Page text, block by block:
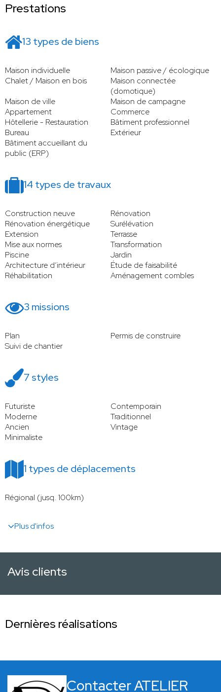
Prestations
13 types de biens
Maison individuelle
Maison passive / écologique
Chalet / Maison en bois
Maison connectée
(domotique)
Maison de ville
Maison de campagne
Appartement
Commerce
Hôtellerie - Restauration
Bâtiment professionnel
Bureau
Extérieur
Bâtiment accueillant du
public (ERP)
14 types de travaux
Construction neuve
Rénovation
Rénovation énergétique
Surélévation
Extension
Terrasse
Mise aux normes
Transformation
Piscine
Jardin
Architecture d’intérieur
Étude de faisabilité
Réhabilitation
Aménagement combles
3 missions
Plan
Permis de construire
Suivi de chantier
7 styles
Futuriste
Contemporain
Moderne
Traditionnel
Ancien
Vintage
Minimaliste
1 types de déplacements
Régional (jusq. 100km)
Plus d'infos
Avis clients
Dernières réalisations
Contacter ATELIER